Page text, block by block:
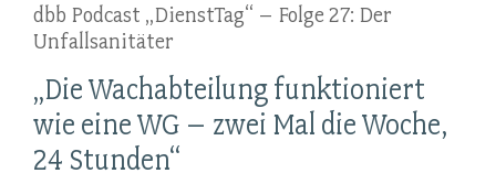
dbb Podcast „DienstTag“ – Folge 27: Der
Unfallsanitäter
„Die Wachabteilung funktioniert
wie eine WG – zwei Mal die Woche,
24 Stunden“